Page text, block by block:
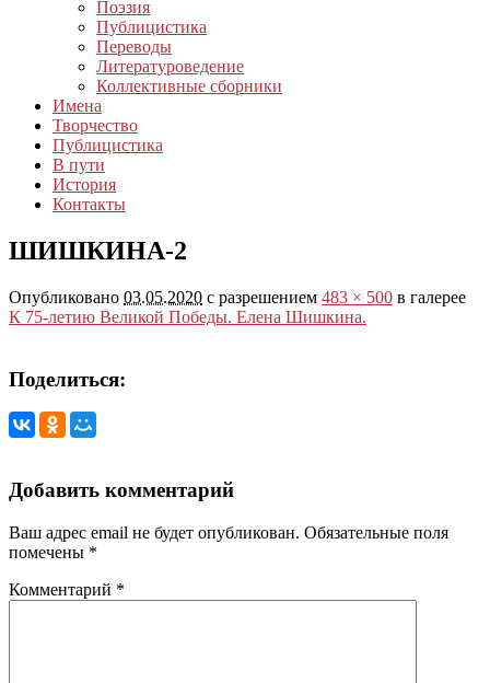
Поэзия
Публицистика
Переводы
Литературоведение
Коллективные сборники
Имена
Творчество
Публицистика
В пути
История
Контакты
ШИШКИНА-2
Опубликовано 03.05.2020 с разрешением 483 × 500 в галерее
К 75-летию Великой Победы. Елена Шишкина.
Поделиться:
Добавить комментарий
Ваш адрес email не будет опубликован. Обязательные поля
помечены *
Комментарий *